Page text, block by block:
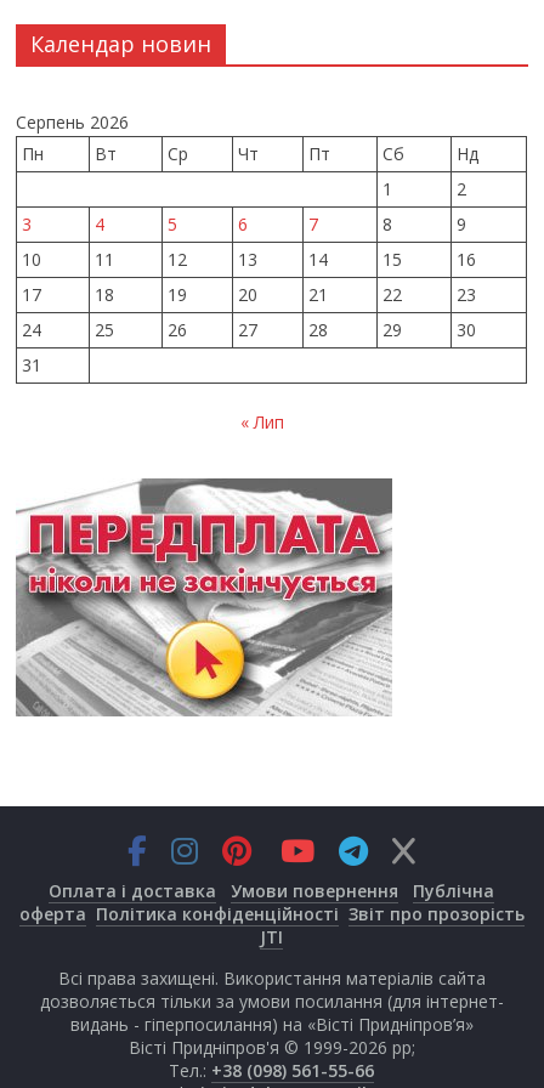
Календар новин
Серпень 2026
Пн
Вт Ср Чт Пт Сб
Нд
1
2
3
4 5 6 7 8
9
10
11 12 13 14 15
16
17
18 19 20 21 22
23
24
25 26 27 28 29
30
31
« Лип
Оплата і доставка Умови повернення
Публічна
оферта Політика конфіденційності Звіт про прозорість
JTI
Всі права захищені. Використання матеріалів сайта
дозволяється тільки за умови посилання (для інтернет-
видань - гіперпосилання) на «Вісті Придніпров’я»
Вісті Придніпров'я © 1999-2026 рр;
Тел.: +38 (098) 561-55-66